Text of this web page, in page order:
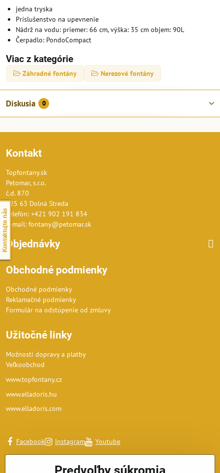
jedna tryska
Príslušenstvo na upevnenie
Nádrž na vodu: priemer: 66 cm, výška: 35 cm objem: 90L
Čerpadlo: PondoCompact
Viac z kategórie
Záhradné fontány Nerezové fontány
Diskusia 0
Kontakt
Topfontany.sk
Petomar, s.r.o.
č.d. 870
925 63 Dolná Streda
Telefón: +421 902 191 834
E-mail: fontany@petomar.sk
Objednávky
Obchodné podmienky
Obchodné podmienky
Reklamačné podmienky
Formulár na odstúpenie od zmluvy
Užitočné linky
Možnosti dopravy a platby
Veľkoobchod
www.topfontany.cz
www.elladoris.hu
www.elladoris.com
Facebook Instagram Youtube
Kontaktujte nás